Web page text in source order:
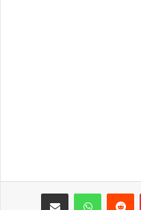
بينتيريست واتساب مشاركة عبر البريد